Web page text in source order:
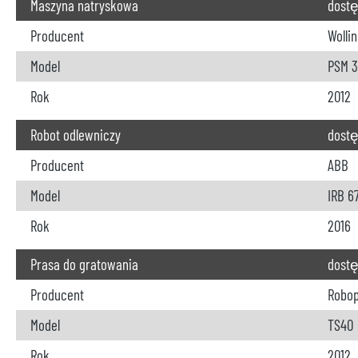
Maszyna natryskowa
Producent
Wollin
Model
PSM
Rok
2012
Robot odlewniczy
Producent
ABB
Model
IRB
Rok
2016
Prasa do gratowania
Producent
Model
TS40